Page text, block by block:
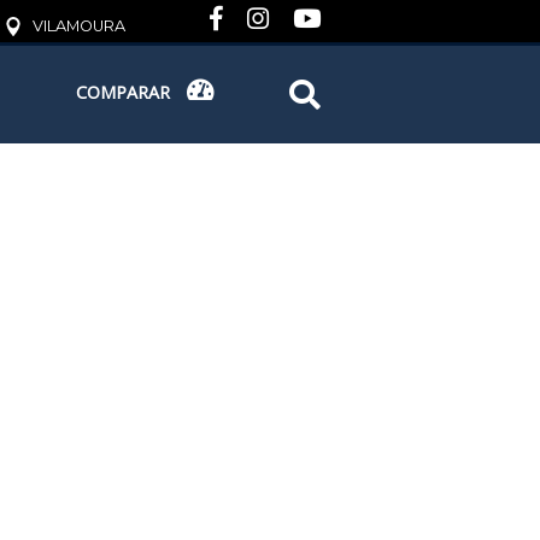
COMPARAR
VILAMOURA
COMPARAR